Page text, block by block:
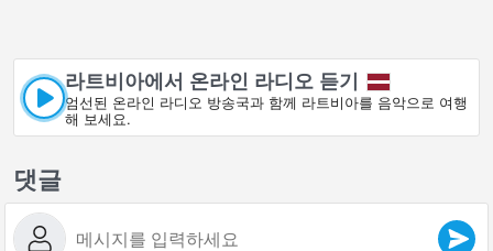
라트비아에서 온라인 라디오 듣기
엄선된 온라인 라디오 방송국과 함께 라트비아를 음악으로 여행
해 보세요.
댓글